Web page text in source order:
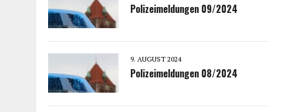
Polizeimeldungen 09/2024
9. AUGUST 2024
Polizeimeldungen 08/2024